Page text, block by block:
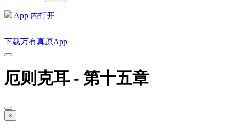
App 内打开
下载万有真原App
厄则克耳 - 第十五章
×